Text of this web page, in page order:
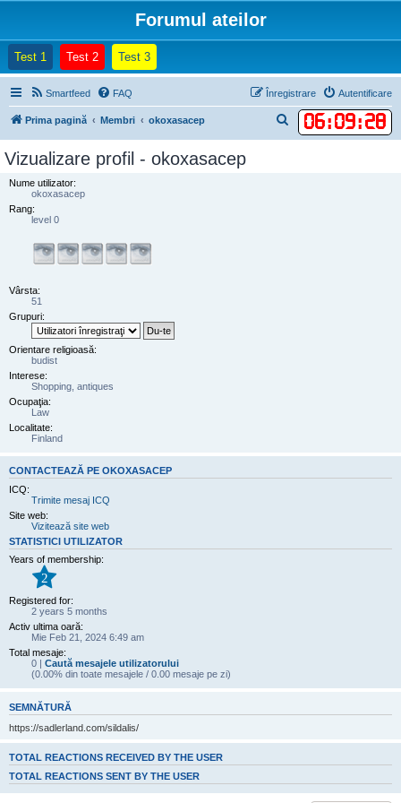
Forumul ateilor
Test 1 (Opens a new tab)
Test 2(Opens a new tab)
Test 3(Opens a new tab)
Smartfeed FAQ Autentificare
Înregistrare
Prima pagină Membri okoxasacep 06:09:28
ă
Vizualizare profil - okoxasacep
Nume utilizator:
okoxasacep
Rang:
level 0
Vârsta:
51
Grupuri:
Orientare religioasă:
budist
Interese:
Shopping, antiques
Ocupaţia:
Law
Localitate:
Finland
CONTACTEAZĂ PE OKOXASACEP
ICQ:
Trimite mesaj ICQ
Site web:
Vizitează site web
STATISTICI UTILIZATOR
Years of membership:
2
Registered for:
2 years 5 months
Activ ultima oară:
Mie Feb 21, 2024 6:49 am
Total mesaje:
0 | Caută mesajele utilizatorului
(0.00% din toate mesajele / 0.00 mesaje pe zi)
SEMNĂTURĂ
https://sadlerland.com/sildalis/
TOTAL REACTIONS RECEIVED BY THE USER
TOTAL REACTIONS SENT BY THE USER